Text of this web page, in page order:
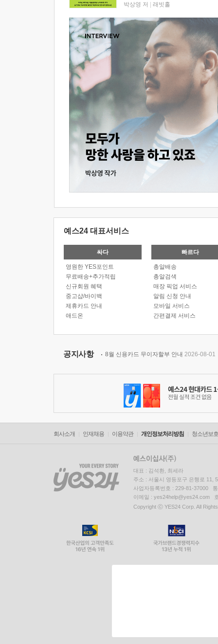
박상영 저 래빗홀
예스24 대표서비스
싸다
영원한 YES포인트
무료배송+추가적립
신규회원 혜택
중고샵/바이백
제휴카드 안내
애드온
빠르다
총알배송
총알검색
매장 픽업 서비스
알림 신청 안내
모바일 서비스
간편결제 서비스
공지사항 8월 신용카드 무이자할부 안내 2026-08-01
회사소개 인재채용 이용약관 개인정보처리방침 청소년보
대표 : 김석환, 최세라
주소 : 서울시 영등포구 은행로 11,
사업자등록번호 : 229-81-37000
이메일 : yes24help@yes24.com
Copyright ⓒ YES24 Corp. All